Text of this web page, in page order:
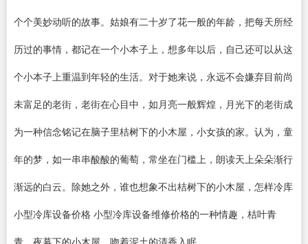
个个美妙动听的故事。姑娘有二十岁了花一般的年龄，把每天所经
历过的事情，都记在一个小本子上，想多年以后，自己还可以从这
个小本子上重温到年轻的生活。对于她来说，永远不会嫌弃目前尚
未富足的老街，老街在心目中，如月亮一般辉煌，月光下的老街成
为一种信念铭记在脑子里桔树下的小木屋，小女孩的家。认为，童
年的梦，如一串串酸酸的葡萄，常坐在门槛上，朗读天上朵朵渐行
渐远的白云。除她之外，谁也想象不出桔树下的小木屋，怎样冷库
小型冷库设备价格 小型冷库设备维修价格的一种情趣，桔叶青
青，夜幕下的小木屋，吻着泥土的清香入眠。